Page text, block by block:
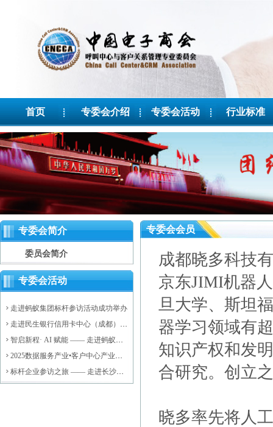
首页 专委会介绍 专委会活动 行业标准
专委会简介
委员会简介
专委会活动
走进蚂蚁集团标杆参访活动成功举办
走进民生银行信用卡中心（成都）后
台运营中心标杆参访活动成功举办
智启新程· AI 赋能 —— 走进蚂蚁集
团，探索大模型驱动的数智未来活动
2025数据服务产业•客户中心产业高
质量发展会议暨济阳区数据服务产业
资源对接会成功举办
标杆企业参访之旅 —— 走进长沙银
行活动圆满结束
专委会会员
成都晓多科技
京东JIMI机器
旦大学、斯坦
器学习领域有
知识产权和发
合研究。创立
晓多率先将人